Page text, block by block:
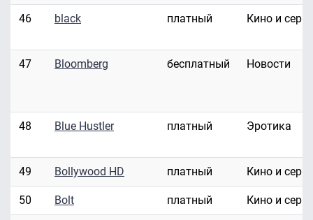
46 black платный Кино и
47 Bloomberg бесплатный Новости
48 Blue Hustler платный Эротика
49 Bollywood HD платный Кино и
50 Bolt платный Кино и